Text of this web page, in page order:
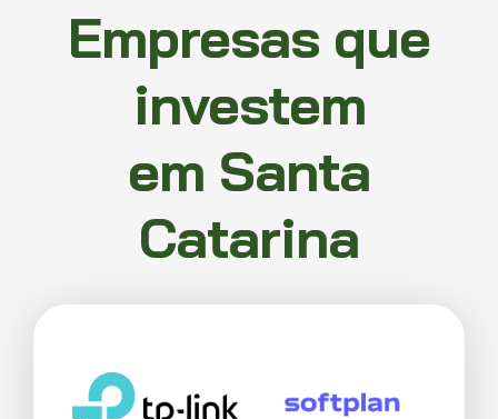
Empresas que
investem
em Santa
Catarina